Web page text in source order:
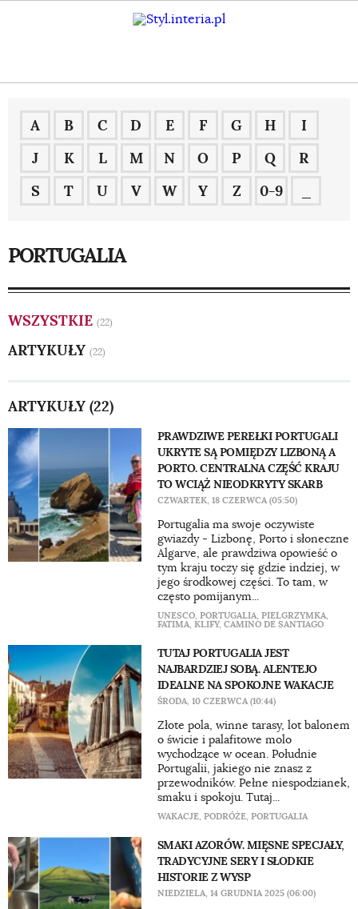
A B C D E F G H
I
J
K L M N O P Q
R
S
T U V W Y Z 0-9
PORTUGALIA
WSZYSTKIE (22)
ARTYKUŁY (22)
ARTYKUŁY (22)
PRAWDZIWE PEREŁKI PORTUGALI
UKRYTE SĄ POMIĘDZY LIZBONĄ A
PORTO. CENTRALNA CZĘŚĆ KRAJU
TO WCIĄŻ NIEODKRYTY SKARB
CZWARTEK, 18 CZERWCA (05:50)
Portugalia ma swoje oczywiste
gwiazdy - Lizbonę, Porto i słoneczne
Algarve, ale prawdziwa opowieść o
tym kraju toczy się gdzie indziej, w
jego środkowej części. To tam, w
często pomijanym...
UNESCO, PORTUGALIA, PIELGRZYMKA,
FATIMA, KLIFY, CAMINO DE SANTIAGO
TUTAJ PORTUGALIA JEST
NAJBARDZIEJ SOBĄ. ALENTEJO
IDEALNE NA SPOKOJNE WAKACJE
ŚRODA, 10 CZERWCA (10:44)
Złote pola, winne tarasy, lot balonem
o świcie i palafitowe molo
wychodzące w ocean. Południe
Portugalii, jakiego nie znasz z
przewodników. Pełne niespodzianek,
smaku i spokoju. Tutaj...
WAKACJE, PODRÓŻE, PORTUGALIA
SMAKI AZORÓW. MIĘSNE SPECJAŁY,
TRADYCYJNE SERY I SŁODKIE
HISTORIE Z WYSP
NIEDZIELA, 14 GRUDNIA 2025 (06:00)